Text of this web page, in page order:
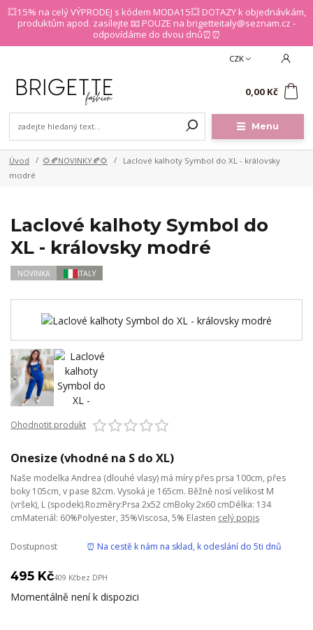
💥15% na celý VÝPRODEJ s kódem MODA15💥 DOTAZY k objednávkám,
produktům apod. zasílejte 📧 POUZE na brigetteitaly@seznam.cz -
odpovídáme do dvou dnů⏰⏰
Menu
CZK
0,00 Kč
Úvod 🌻🍂NOVINKY🍂🌻
Laclové kalhoty Symbol do XL - královsky
modré
Laclové kalhoty Symbol do
XL - královsky modré
NOVINKA ITALY
Ohodnotit produkt
Onesize (vhodné na S do XL)
Naše modelka Andrea (dlouhé vlasy) má míry přes prsa 100cm, přes
boky 105cm, v pase 82cm. Vysoká je 165cm. Běžně nosí velikost M
(vršek), L (spodek).Rozměry:Prsa 2x52 cmBoky 2x60 cmDélka: 134
cmMateriál: 60%Polyester, 35%Viscosa, 5% Elasten celý popis
Dostupnost ⏰ Na cestě k nám na sklad, k odeslání do 5ti dnů
495 Kč409 Kčbez DPH
Momentálně není k dispozici